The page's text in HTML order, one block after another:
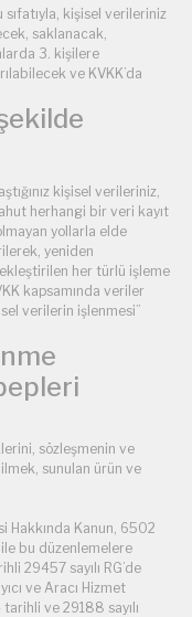
sıfatıyla, kişisel verileriniz
saklanacak,
3. kişilere
ve KVKK’da
kişisel verileriniz,
herhangi bir veri kayıt
yollarla elde
yeniden
her türlü işleme
kapsamında veriler
verilerin işlenmesi”
sözleşmenin ve
sunulan ürün ve
Hakkında Kanun, 6502
ile bu düzenlemelere
29457 sayılı RG’de
ve Aracı Hizmet
tarihli ve 29188 sayılı